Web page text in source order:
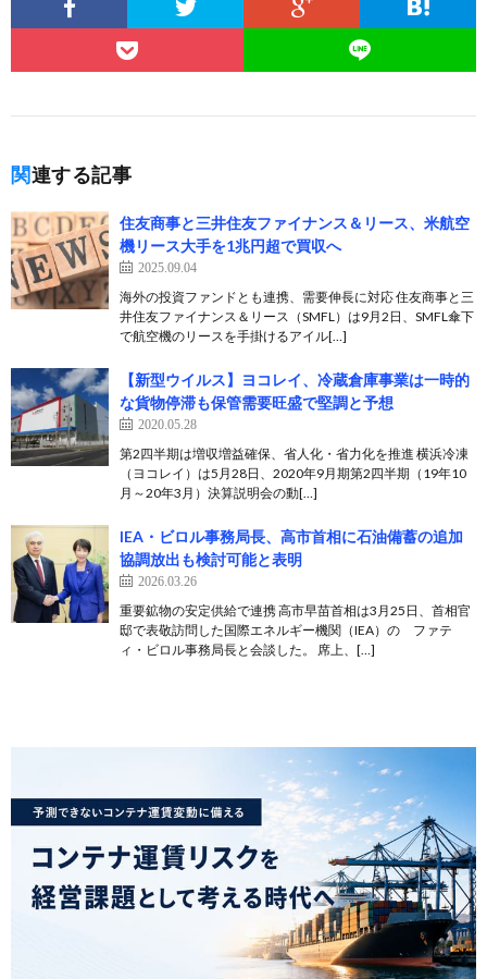
関連する記事
住友商事と三井住友ファイナンス＆リース、米航空
機リース大手を1兆円超で買収へ
2025.09.04
海外の投資ファンドとも連携、需要伸長に対応 住友商事と三
井住友ファイナンス＆リース（SMFL）は9月2日、SMFL傘下
で航空機のリースを手掛けるアイル[…]
【新型ウイルス】ヨコレイ、冷蔵倉庫事業は一時的
な貨物停滞も保管需要旺盛で堅調と予想
2020.05.28
第2四半期は増収増益確保、省人化・省力化を推進 横浜冷凍
（ヨコレイ）は5月28日、2020年9月期第2四半期（19年10
月～20年3月）決算説明会の動[…]
IEA・ビロル事務局長、高市首相に石油備蓄の追加
協調放出も検討可能と表明
2026.03.26
重要鉱物の安定供給で連携 高市早苗首相は3月25日、首相官
邸で表敬訪問した国際エネルギー機関（IEA）の ファテ
ィ・ビロル事務局長と会談した。 席上、[…]